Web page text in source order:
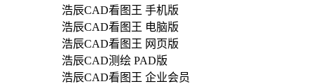
浩辰CAD看图王 手机版
浩辰CAD看图王 电脑版
浩辰CAD看图王 网页版
浩辰CAD测绘 PAD版
浩辰CAD看图王 企业会员